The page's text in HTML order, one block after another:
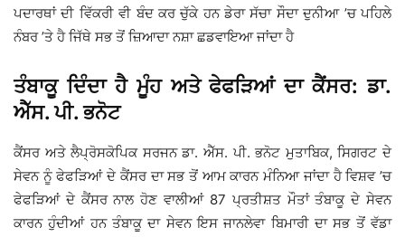
ਪਦਾਰਥਾਂ ਦੀ ਵਿੱਕਰੀ ਵੀ ਬੰਦ ਕਰ ਚੁੱਕੇ ਹਨ ਡੇਰਾ ਸੱਚਾ ਸੌਦਾ ਦੁਨੀਆ ’ਚ ਪਹਿਲੇ
ਨੰਬਰ ’ਤੇ ਹੈ ਜਿੱਥੇ ਸਭ ਤੋਂ ਜ਼ਿਆਦਾ ਨਸ਼ਾ ਛਡਵਾਇਆ ਜਾਂਦਾ ਹੈ
ਤੰਬਾਕੂ ਦਿੰਦਾ ਹੈ ਮੂੰਹ ਅਤੇ ਫੇਫੜਿਆਂ ਦਾ ਕੈਂਸਰ: ਡਾ.
ਐੱਸ. ਪੀ. ਭਨੋਟ
ਕੈਂਸਰ ਅਤੇ ਲੈਪ੍ਰੋਸਕੋਪਿਕ ਸਰਜਨ ਡਾ. ਐੱਸ. ਪੀ. ਭਨੋਟ ਮੁਤਾਬਿਕ, ਸਿਗਰਟ ਦੇ
ਸੇਵਨ ਨੂੰ ਫੇਫੜਿਆਂ ਦੇ ਕੈਂਸਰ ਦਾ ਸਭ ਤੋਂ ਆਮ ਕਾਰਨ ਮੰਨਿਆ ਜਾਂਦਾ ਹੈ ਵਿਸ਼ਵ ’ਚ
ਫੇਫੜਿਆਂ ਦੇ ਕੈਂਸਰ ਨਾਲ ਹੋਣ ਵਾਲੀਆਂ 87 ਪ੍ਰਤੀਸ਼ਤ ਮੌਤਾਂ ਤੰਬਾਕੂ ਦੇ ਸੇਵਨ
ਕਾਰਨ ਹੁੰਦੀਆਂ ਹਨ ਤੰਬਾਕੂ ਦਾ ਸੇਵਨ ਇਸ ਜਾਨਲੇਵਾ ਬਿਮਾਰੀ ਦਾ ਸਭ ਤੋਂ ਵੱਡਾ